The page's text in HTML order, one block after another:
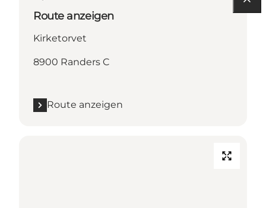
Route anzeigen
Kirketorvet
8900 Randers C
Route anzeigen